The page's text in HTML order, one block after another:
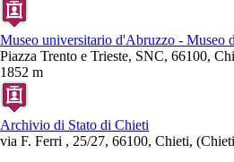
Museo universitario d'Abruzzo - Museo
Piazza Trento e Trieste, SNC, 66100,
1852 m
Archivio di Stato di Chieti
via F. Ferri , 25/27, 66100, Chieti,